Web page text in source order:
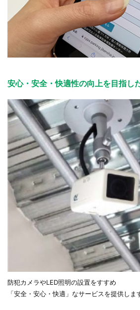
安心・安全・快適性の向上を目指し
防犯カメラやLED照明の設置をすすめ
「安全・安心・快適」なサービスを提供しま